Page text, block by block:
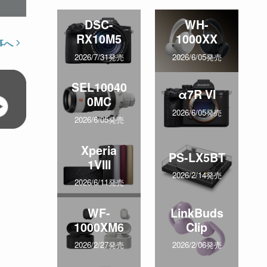
へ
DSC-
RX10M5
2026/7/31発売
WH-
1000XX
2026/6/05発売
SEL10040
0MC
2026/6/05発売
α7R VI
2026/6/05発売
Xperia
1VIII
2026/6/11発売
PS-LX5BT
2026/2/14発売
WF-
1000XM6
2026/2/27発売
LinkBuds
Clip
2026/2/06発売